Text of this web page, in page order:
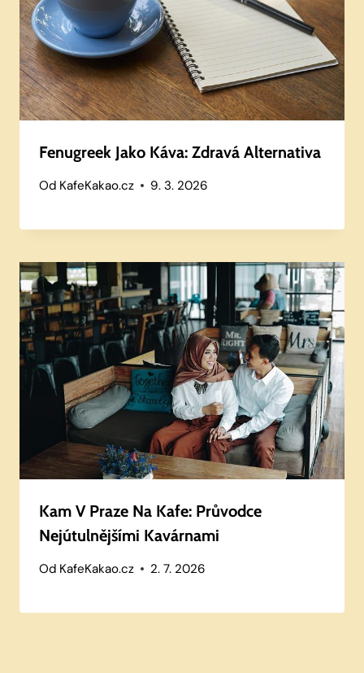
Fenugreek Jako Káva: Zdravá Alternativa
Od KafeKakao.cz 9. 3. 2026
Kam V Praze Na Kafe: Průvodce
Nejútulnějšími Kavárnami
Od KafeKakao.cz 2. 7. 2026